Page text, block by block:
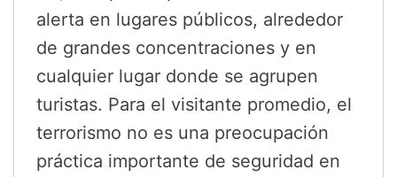
alerta en lugares públicos, alrededor
de grandes concentraciones y en
cualquier lugar donde se agrupen
turistas. Para el visitante promedio, el
terrorismo no es una preocupación
práctica importante de seguridad en